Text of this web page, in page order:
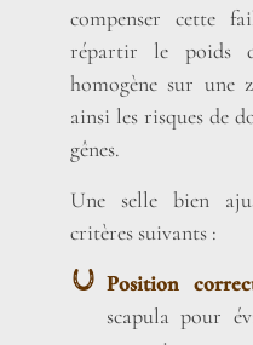
compenser cette
répartir le poids
homogène sur une
ainsi les risques de
gênes.
Une selle bien
critères suivants :
Position
scapula pour